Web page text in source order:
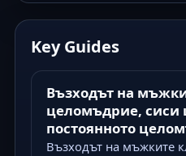
Key Guides
Възходът на
целомъдрие, сиси
постоянното
Възходът на мъжките